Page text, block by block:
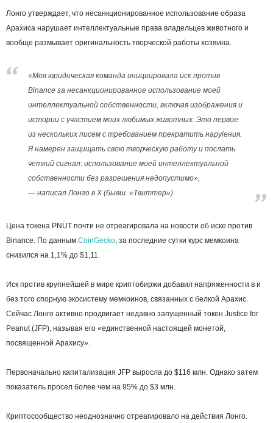
Лонго утверждает, что несанкционированное использование образа
Арахиса нарушает интеллектуальные права владельцев животного и
вообще размывает оригинальность творческой работы хозяина.
«Моя юридическая команда инициировала иск против
Binance за несанкционированное использование моей
интеллектуальной собственности, включая изображения и
истории с участием моих любимых животных. Это первое
из нескольких писем с требованием прекратить наруiения.
Я намерен защищать свою творческую работу и послать
четкий сигнал: использование моей интеллектуальной
собственности без разрешения недопустимо»,
— написал Лонго в X (бывш. «Твиттер»).
Цена токена PNUT почти не отреагировала на новости об иске против
Binance. По данным CoinGecko, за последние сутки курс мемкоина
снизился на 1,1% до $1,11.
Иск против крупнейшей в мире криптобиржи добавил напряженности в и
без того спорную экосистему мемкоинов, связанных с белкой Арахис.
Сейчас Лонго активно продвигает недавно запущенный токен Justice for
Peanut (JFP), называя его «единственной настоящей монетой,
посвященной Арахису».
Первоначально капитализация JFP выросла до $116 млн. Однако затем
показатель просел более чем на 95% до $3 млн.
Криптосообщество неоднозначно отреагировало на действия Лонго.